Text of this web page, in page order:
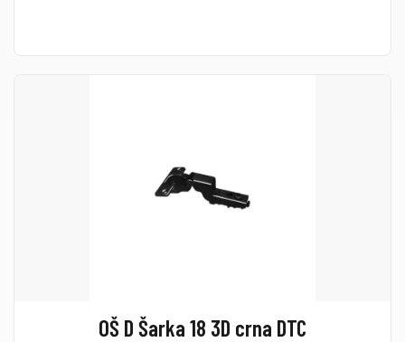
OŠ D Šarka 18 3D crna DTC